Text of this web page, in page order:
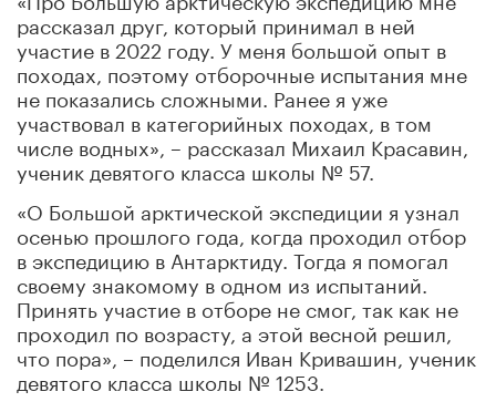
рассказал друг, который принимал в ней
участие в 2022 году. У меня большой опыт в
походах, поэтому отборочные испытания мне
не показались сложными. Ранее я уже
участвовал в категорийных походах, в том
числе водных», – рассказал Михаил Красавин,
ученик девятого класса школы № 57.
«О Большой арктической экспедиции я узнал
осенью прошлого года, когда проходил отбор
в экспедицию в Антарктиду. Тогда я помогал
своему знакомому в одном из испытаний.
Принять участие в отборе не смог, так как не
проходил по возрасту, а этой весной решил,
что пора», – поделился Иван Кривашин, ученик
девятого класса школы № 1253.